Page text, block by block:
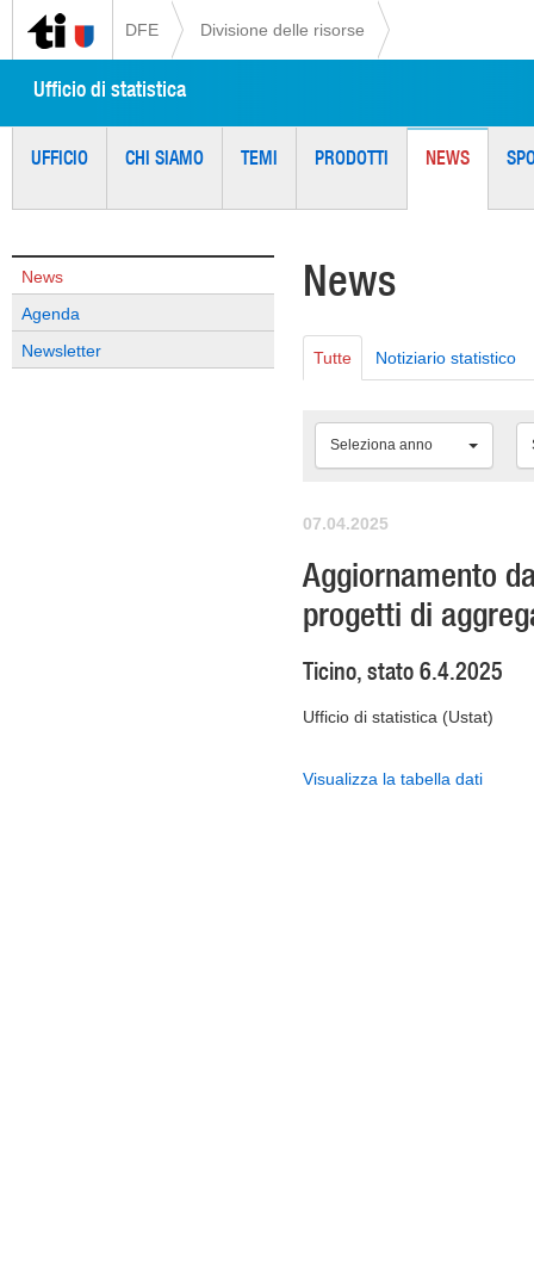
DFE Divisione delle risorse
Ufficio di statistica
UFFICIO CHI SIAMO TEMI PRODOTTI NEWS
News
Agenda
Newsletter
News
Tutte Notiziario statistico
Seleziona anno
07.04.2025
Aggiornamento
progetti di
Ticino, stato 6.4.2025
Ufficio di statistica (Ustat)
Visualizza la tabella dati